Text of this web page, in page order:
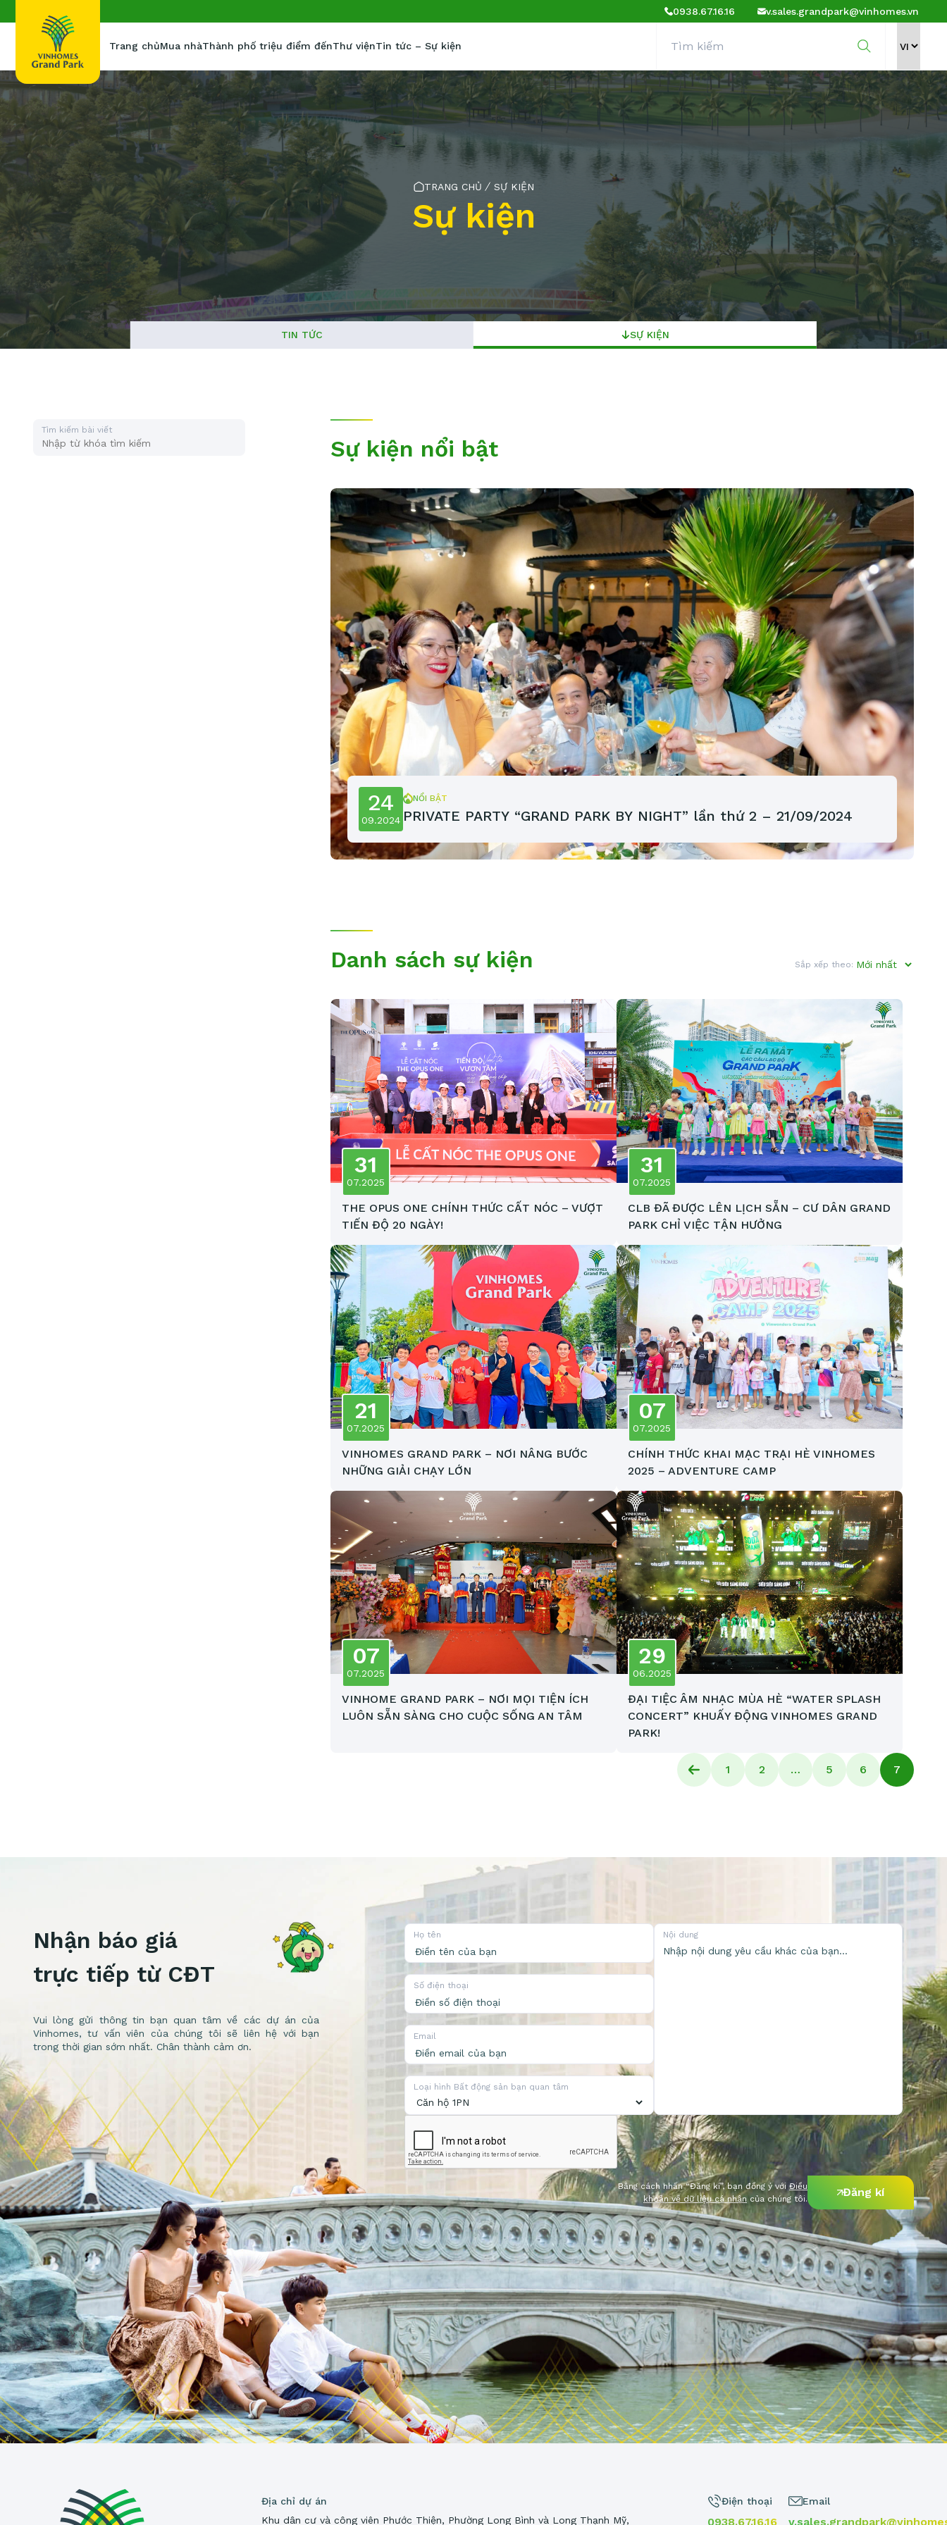
0938.67.16.16 v.sales.grandpark@vinhomes.vn
Trang chủMua nhàThành phố triệu điểm đếnThư việnTin tức – Sự kiện
TRANG CHỦ SỰ KIỆN
Sự kiện
TIN TỨC SỰ KIỆN
Tìm kiếm bài viết
Sự kiện nổi bật
24
09.2024
NỔI BẬT
PRIVATE PARTY “GRAND PARK BY NIGHT” lần thứ 2 – 21/09/2024
Danh sách sự kiện Sắp xếp theo:
31
07.2025
THE OPUS ONE CHÍNH THỨC CẤT NÓC – VƯỢT
TIẾN ĐỘ 20 NGÀY!
31
07.2025
CLB ĐÃ ĐƯỢC LÊN LỊCH SẴN – CƯ DÂN GRAND
PARK CHỈ VIỆC TẬN HƯỞNG
21
07.2025
VINHOMES GRAND PARK – NƠI NÂNG BƯỚC
NHỮNG GIẢI CHẠY LỚN
07
07.2025
CHÍNH THỨC KHAI MẠC TRẠI HÈ VINHOMES
2025 – ADVENTURE CAMP
07
07.2025
VINHOME GRAND PARK – NƠI MỌI TIỆN ÍCH
LUÔN SẴN SÀNG CHO CUỘC SỐNG AN TÂM
29
06.2025
ĐẠI TIỆC ÂM NHẠC MÙA HÈ “WATER SPLASH
CONCERT” KHUẤY ĐỘNG VINHOMES GRAND
PARK!
1 2 … 5 6 7
Nhận báo giá
trực tiếp từ CĐT
Vui lòng gửi thông tin bạn quan tâm về các dự án của
Vinhomes, tư vấn viên của chúng tôi sẽ liên hệ với bạn
trong thời gian sớm nhất. Chân thành cảm ơn.
Họ tên
Số điện thoại
Email
Loại hình Bất động sản bạn quan tâm
Nội dung
Bằng cách nhấn “Đăng kí”, bạn đồng ý với Điều
khoản về dữ liệu cá nhân của chúng tôi. Đăng kí
Địa chỉ dự án
Khu dân cư và công viên Phước Thiện, Phường Long Bình và Long Thạnh Mỹ,
Điện thoại
0938.67.16.16
Email